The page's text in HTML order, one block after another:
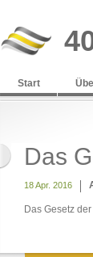
Start
Das
18 Apr. 2016
Das Gesetz